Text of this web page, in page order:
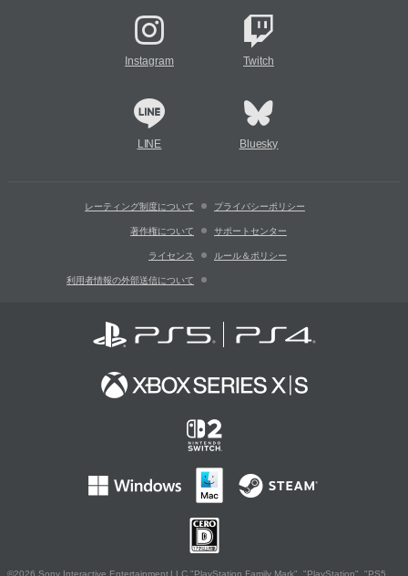
Instagram Twitch
LINE Bluesky
レーティング制度について プライバシーポリシー
著作権について サポートセンター
ライセンス ルール＆ポリシー
利用者情報の外部送信について
©2026 Sony Interactive Entertainment LLC."PlayStation Family Mark", "PlayStation", "PS5